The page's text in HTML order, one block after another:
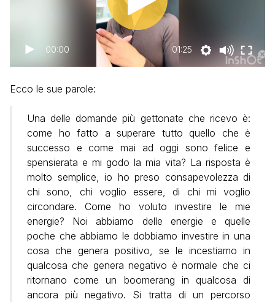
00:00 01:25
Ecco le sue parole:
Una delle domande più gettonate che ricevo è:
come ho fatto a superare tutto quello che è
successo e come mai ad oggi sono felice e
spensierata e mi godo la mia vita? La risposta è
molto semplice, io ho preso consapevolezza di
chi sono, chi voglio essere, di chi mi voglio
circondare. Come ho voluto investire le mie
energie? Noi abbiamo delle energie e quelle
poche che abbiamo le dobbiamo investire in una
cosa che genera positivo, se le incestiamo in
qualcosa che genera negativo è normale che ci
ritornano come un boomerang in qualcosa di
ancora più negativo. Si tratta di un percorso